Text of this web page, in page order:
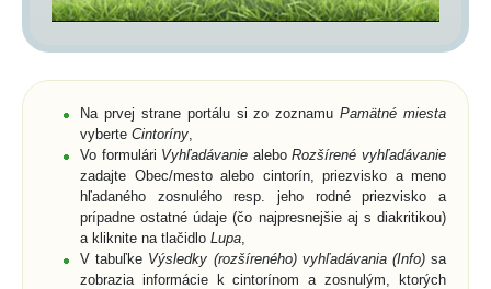
Na prvej strane portálu si zo zoznamuPamätné miesta
vyberte Cintoríny
Vo formulári Vyhľadávanie aleboRozšírené vyhľadávanie
zadajte Obec/mesto alebo cintorín, priezvisko a meno
hľadaného zosnulého resp. jeho rodné priezvisko a
prípadne ostatné údaje (čo najpresnejšie aj s diakritikou)
a kliknite na tlačidlo Lupa
V tabuľke Výsledky (rozšíreného) vyhľadávania (Info)sa
zobrazia informácie k cintorínom a zosnulým, ktorých